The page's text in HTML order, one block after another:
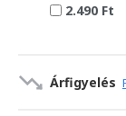
2.490 Ft
Árfigyelés